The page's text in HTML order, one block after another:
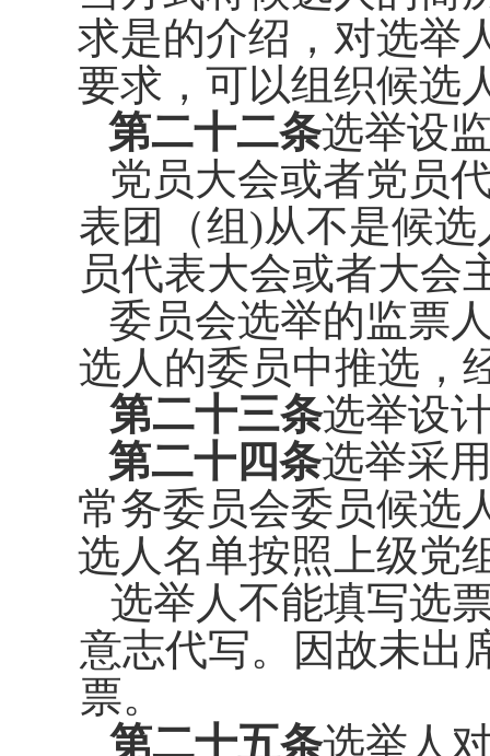
求是的介绍，对选举
要求，可以组织候选
第二十二条选举设
党员大会或者党员
表团（组 )从不是候
员代表大会或者大会
委员会选举的监票
选人的委员中推选，
第二十三条选举设
第二十四条选举采
常务委员会委员候选
选人名单按照上级党
选举人不能填写选
意志代写。
因故未出
票。
第二十五条选举人